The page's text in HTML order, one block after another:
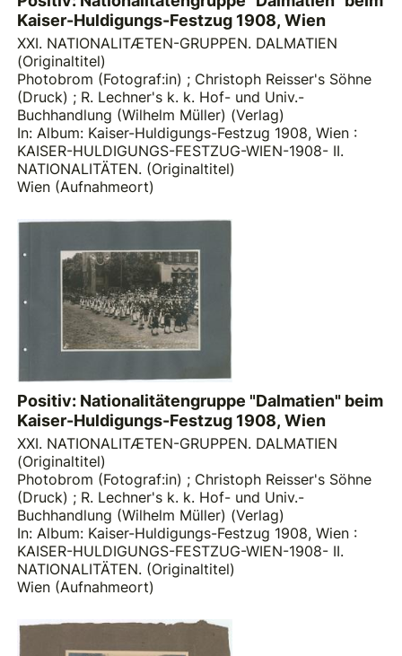
Kaiser-Huldigungs-Festzug 1908, Wien
XXI. NATIONALITÆTEN-GRUPPEN. DALMATIEN
(Originaltitel)
Photobrom (Fotograf:in) ; Christoph Reisser's Söhne
(Druck) ; R. Lechner's k. k. Hof- und Univ.-
Buchhandlung (Wilhelm Müller) (Verlag)
In: Album: Kaiser-Huldigungs-Festzug 1908, Wien :
KAISER-HULDIGUNGS-FESTZUG-WIEN-1908- II.
NATIONALITÄTEN. (Originaltitel)
Wien (Aufnahmeort)
Positiv: Nationalitätengruppe "Dalmatien" beim
Kaiser-Huldigungs-Festzug 1908, Wien
XXI. NATIONALITÆTEN-GRUPPEN. DALMATIEN
(Originaltitel)
Photobrom (Fotograf:in) ; Christoph Reisser's Söhne
(Druck) ; R. Lechner's k. k. Hof- und Univ.-
Buchhandlung (Wilhelm Müller) (Verlag)
In: Album: Kaiser-Huldigungs-Festzug 1908, Wien :
KAISER-HULDIGUNGS-FESTZUG-WIEN-1908- II.
NATIONALITÄTEN. (Originaltitel)
Wien (Aufnahmeort)